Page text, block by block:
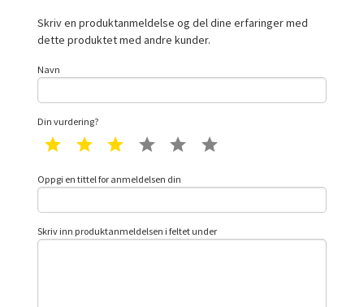
Skriv en produktanmeldelse og del dine erfaringer med
dette produktet med andre kunder.
Navn
Din vurdering?
1 star 2 star 3 star 4 star 5 star
Oppgi en tittel for anmeldelsen din
Skriv inn produktanmeldelsen i feltet under